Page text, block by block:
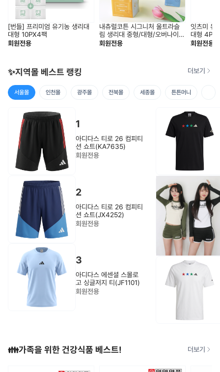
[번들] 프리미엄 유기농 생리대
대형 10PX4팩
회원전용
내츄럴코튼 시그니처 울트라슬
림 생리대 중형/대형/오버나이
트/라이너 10팩세트
회원전용
잇츠미 유
대형
회원전용
✨지역몰 베스트 랭킹 더보기
서울몰 인천몰 광주몰 전북몰 세종몰 튼튼머니
1
아디다스 티로 26 컴피티
션 쇼트(KA7635)
회원전용
2
아디다스 티로 26 컴피티
션 쇼트(JX4252)
회원전용
3
아디다스 에센셜 스몰로
고 싱글저지 티(JF1101)
회원전용
👪가족을 위한 건강식품 베스트! 더보기